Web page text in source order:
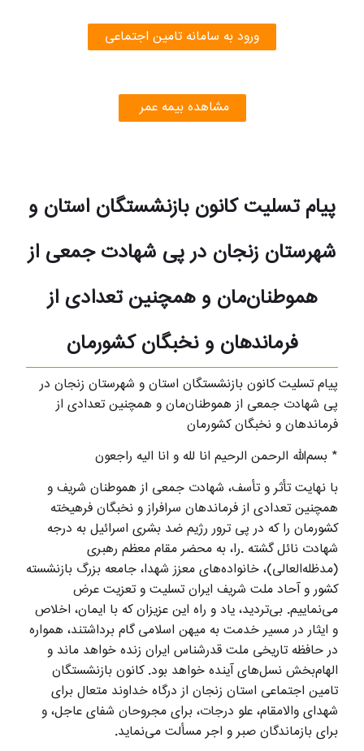
ورود به سامانه تامین اجتماعی
مشاهده بیمه عمر
پیام تسلیت کانون بازنشستگان استان و
شهرستان زنجان در پی شهادت جمعی از
هموطنان‌مان و همچنین تعدادی از
فرماندهان و نخبگان کشورمان
پیام تسلیت کانون بازنشستگان استان و شهرستان زنجان در
پی شهادت جمعی از هموطنان‌مان و همچنین تعدادی از
فرماندهان و نخبگان کشورمان
* بسم‌الله الرحمن الرحیم انا لله و انا الیه راجعون
با نهایت تأثر و تأسف، شهادت جمعی از هموطنان شریف و
همچنین تعدادی از فرماندهان سرافراز و نخبگان فرهیخته
کشورمان را که در پی ترور رژیم ضد بشری اسرائیل به درجه
شهادت نائل گشته .را، به محضر مقام معظم رهبری
(مدظله‌العالی)، خانواده‌های معزز شهدا، جامعه بزرگ بازنشسته
کشور و آحاد ملت شریف ایران تسلیت و تعزیت عرض
می‌نماییم. بی‌تردید، یاد و راه این عزیزان که با ایمان، اخلاص
و ایثار در مسیر خدمت به میهن اسلامی گام برداشتند، همواره
در حافظه تاریخی ملت قدرشناس ایران زنده خواهد ماند و
الهام‌بخش نسل‌های آینده خواهد بود. کانون بازنشستگان
تامین اجتماعی استان زنجان از درگاه خداوند متعال برای
شهدای والامقام، علو درجات، برای مجروحان شفای عاجل، و
برای بازماندگان صبر و اجر مسألت می‌نماید.